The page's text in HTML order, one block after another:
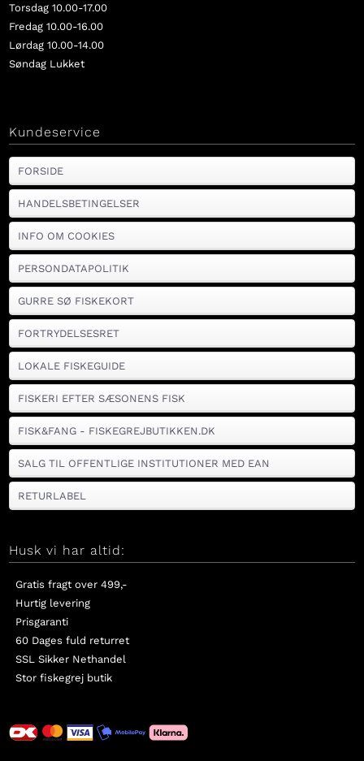
Torsdag 10.00-17.00
Fredag 10.00-16.00
Lørdag 10.00-14.00
Søndag Lukket
Kundeservice
FORSIDE
HANDELSBETINGELSER
INFO OM COOKIES
PERSONDATAPOLITIK
GURRE SØ FISKEKORT
FORTRYDELSESRET
LOKALE FISKEGUIDE
FISKERI EFTER SÆSONENS FISK
FISK&FANG - FISKEGREJBUTIKKEN.DK
SALG TIL OFFENTLIGE INSTITUTIONER MED EAN
RETURLABEL
Husk vi har altid:
Gratis fragt over 499,-
Hurtig levering
Prisgaranti
60 Dages fuld returret
SSL Sikker Nethandel
Stor fiskegrej butik